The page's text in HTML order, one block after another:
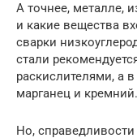
А точнее, металле,
и какие вещества
сварки
стали
раскислителями, а
марганец и кремний.
Но,